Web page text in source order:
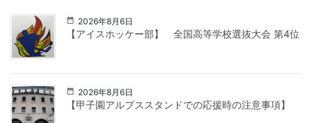
2026年8月6日
【アイスホッケー部】 全国高等学校選抜大会 第4位
2026年8月6日
【甲子園アルプススタンドでの応援時の注意事項】